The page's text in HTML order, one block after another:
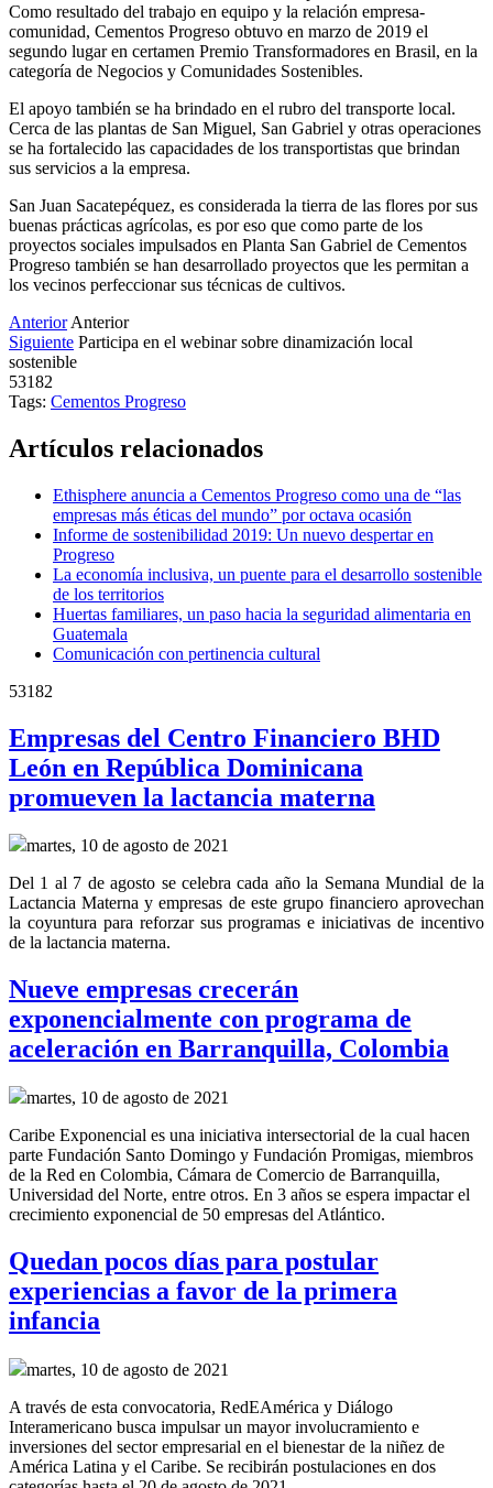
Como resultado del trabajo en equipo y la relación empresa-
comunidad, Cementos Progreso obtuvo en marzo de 2019 el
segundo lugar en certamen Premio Transformadores en Brasil, en la
categoría de Negocios y Comunidades Sostenibles.
El apoyo también se ha brindado en el rubro del transporte local.
Cerca de las plantas de San Miguel, San Gabriel y otras operaciones
se ha fortalecido las capacidades de los transportistas que brindan
sus servicios a la empresa.
San Juan Sacatepéquez, es considerada la tierra de las flores por sus
buenas prácticas agrícolas, es por eso que como parte de los
proyectos sociales impulsados en Planta San Gabriel de Cementos
Progreso también se han desarrollado proyectos que les permitan a
los vecinos perfeccionar sus técnicas de cultivos.
Anterior Anterior
Siguiente Participa en el webinar sobre dinamización local
sostenible
53182
Tags: Cementos Progreso
Artículos relacionados
Ethisphere anuncia a Cementos Progreso como una de “las
empresas más éticas del mundo” por octava ocasión
Informe de sostenibilidad 2019: Un nuevo despertar en
Progreso
La economía inclusiva, un puente para el desarrollo sostenible
de los territorios
Huertas familiares, un paso hacia la seguridad alimentaria en
Guatemala
Comunicación con pertinencia cultural
53182
Empresas del Centro Financiero BHD
León en República Dominicana
promueven la lactancia materna
martes, 10 de agosto de 2021
Del 1 al 7 de agosto se celebra cada año la Semana Mundial de la
Lactancia Materna y empresas de este grupo financiero aprovechan
la coyuntura para reforzar sus programas e iniciativas de incentivo
de la lactancia materna.
Nueve empresas crecerán
exponencialmente con programa de
aceleración en Barranquilla, Colombia
martes, 10 de agosto de 2021
Caribe Exponencial es una iniciativa intersectorial de la cual hacen
parte Fundación Santo Domingo y Fundación Promigas, miembros
de la Red en Colombia, Cámara de Comercio de Barranquilla,
Universidad del Norte, entre otros. En 3 años se espera impactar el
crecimiento exponencial de 50 empresas del Atlántico.
Quedan pocos días para postular
experiencias a favor de la primera
infancia
martes, 10 de agosto de 2021
A través de esta convocatoria, RedEAmérica y Diálogo
Interamericano busca impulsar un mayor involucramiento e
inversiones del sector empresarial en el bienestar de la niñez de
América Latina y el Caribe. Se recibirán postulaciones en dos